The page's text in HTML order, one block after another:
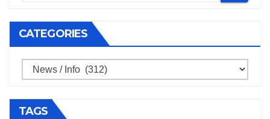
CATEGORIES
Categories
TAGS